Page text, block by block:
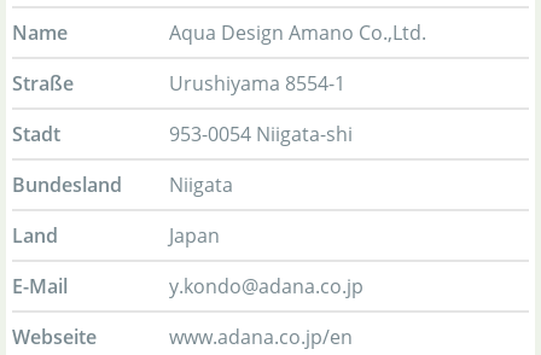
Name
Aqua Design Amano Co.,Ltd.
Straße
Urushiyama 8554-1
Stadt
953-0054 Niigata-shi
Bundesland
Niigata
Land
Japan
E-Mail
y.kondo@adana.co.jp
Webseite
www.adana.co.jp/en